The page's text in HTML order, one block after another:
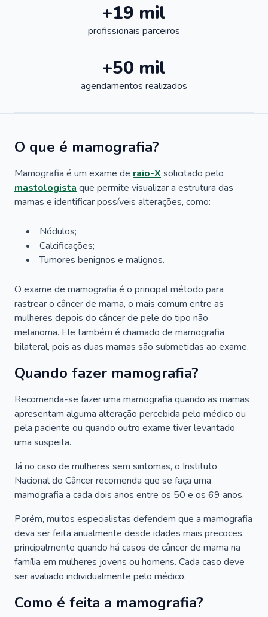
+19 mil
profissionais parceiros
+50 mil
agendamentos realizados
O que é mamografia?
Mamografia é um exame de raio-X solicitado pelo
mastologista que permite visualizar a estrutura das
mamas e identificar possíveis alterações, como:
Nódulos;
Calcificações;
Tumores benignos e malignos.
O exame de mamografia é o principal método para
rastrear o câncer de mama, o mais comum entre as
mulheres depois do câncer de pele do tipo não
melanoma. Ele também é chamado de mamografia
bilateral, pois as duas mamas são submetidas ao exame.
Quando fazer mamografia?
Recomenda-se fazer uma mamografia quando as mamas
apresentam alguma alteração percebida pelo médico ou
pela paciente ou quando outro exame tiver levantado
uma suspeita.
Já no caso de mulheres sem sintomas, o Instituto
Nacional do Câncer recomenda que se faça uma
mamografia a cada dois anos entre os 50 e os 69 anos.
Porém, muitos especialistas defendem que a mamografia
deva ser feita anualmente desde idades mais precoces,
principalmente quando há casos de câncer de mama na
família em mulheres jovens ou homens. Cada caso deve
ser avaliado individualmente pelo médico.
Como é feita a mamografia?